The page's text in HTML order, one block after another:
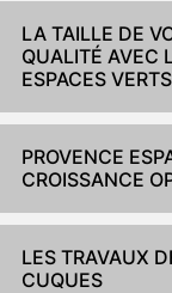
LA TAILLE DE
QUALITÉ AVEC
ESPACES VERTS
PROVENCE
CROISSANCE
LES TRAVAUX
CUQUES